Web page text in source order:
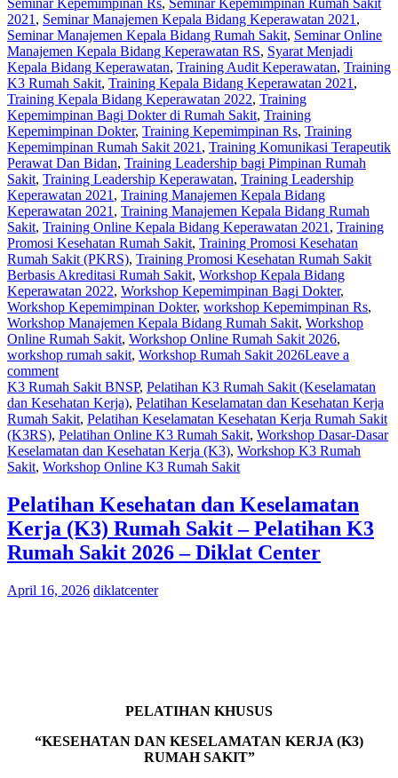
2021 , Seminar Manajemen Kepala Bidang Keperawatan 2021 ,
Seminar Manajemen Kepala Bidang Rumah Sakit, Seminar Online
Manajemen Kepala Bidang Keperawatan RS, Syarat Menjadi
Kepala Bidang Keperawatan, Training Audit Keperawatan, Training
K3 Rumah Sakit, Training Kepala Bidang Keperawatan 2021 ,
Training Kepala Bidang Keperawatan 2022, Training
Kepemimpinan Bagi Dokter di Rumah Sakit, Training
Kepemimpinan Dokter, Training Kepemimpinan Rs, Training
Kepemimpinan Rumah Sakit 2021 , Training Komunikasi Terapeutik
Perawat Dan Bidan, Training Leadership bagi Pimpinan Rumah
Sakit, Training Leadership Keperawatan, Training Leadership
Keperawatan 2021 , Training Manajemen Kepala Bidang
Keperawatan 2021 , Training Manajemen Kepala Bidang Rumah
Sakit, Training Online Kepala Bidang Keperawatan 2021 , Training
Promosi Kesehatan Rumah Sakit, Training Promosi Kesehatan
Rumah Sakit (PKRS), Training Promosi Kesehatan Rumah Sakit
Berbasis Akreditasi Rumah Sakit, Workshop Kepala Bidang
Keperawatan 2022, Workshop Kepemimpinan Bagi Dokter,
Workshop Kepemimpinan Dokter, workshop Kepemimpinan Rs,
Workshop Manajemen Kepala Bidang Rumah Sakit, Workshop
Online Rumah Sakit, Workshop Online Rumah Sakit 2026,
workshop rumah sakit, Workshop Rumah Sakit 2026Leave a
comment
K3 Rumah Sakit BNSP, Pelatihan K3 Rumah Sakit (Keselamatan
dan Kesehatan Kerja), Pelatihan Keselamatan dan Kesehatan Kerja
Rumah Sakit, Pelatihan Keselamatan Kesehatan Kerja Rumah Sakit
(K3RS), Pelatihan Online K3 Rumah Sakit, Workshop Dasar-Dasar
Keselamatan dan Kesehatan Kerja (K3), Workshop K3 Rumah
Sakit, Workshop Online K3 Rumah Sakit
Pelatihan Kesehatan dan Keselamatan
Kerja (K3) Rumah Sakit – Pelatihan K3
Rumah Sakit 2026 – Diklat Center
April 16, 2026 diklatcenter
PELATIHAN KHUSUS
“KESEHATAN DAN KESELAMATAN KERJA (K3)
RUMAH SAKIT”